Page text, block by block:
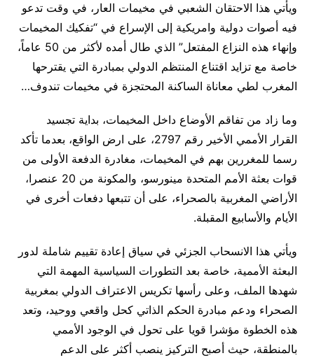
ويأتي هذا الاحتقان الشعبي في مخيمات العار، في وقت تدعو
فيه أصوات دولية وامريكية إلى الإسراع في “تفكيك المخيمات
وإنهاء هذه النزاع المفتعل” الذي طال أمده لأكثر من 50 عاماً،
خاصة مع تزايد اقتناع المنتظم الدولي بمبادرة التي يقترحها
المغرب لطي معاناة الساكنة المحتجزة في مخيمات تندوف…
وما زاد من تفاقم الأوضاع داخل المخيمات، بداية تجسيد
القرار الأممي الأخير رقم 2797، على ارض الواقع، بعدما تأكد
رسما للمغررين بهم في المخيمات، مغادرة الدفعة الأولى من
قوات بعثة الأمم المتحدة مينورسو، والمكونة من 20 عنصرا،
الأراضي المغربية بالصحراء، على أن تتبعها دفعات أخرى في
الأيام والأسابيع المقبلة.
ويأتي هذا الانسحاب الجزئي في سياق إعادة تقييم شاملة لدور
البعثة الأممية، خاصة بعد التطورات السياسية المهمة التي
شهدها الملف، وعلى رأسها تكريس الاعتراف الدولي بمغربية
الصحراء ودعم مبادرة الحكم الذاتي كحل واقعي ووحيد، وتعد
هذه الخطوة مؤشرا قويا على تحول في الوجود الأممي
بالمنطقة، حيث أصبح التركيز ينصب أكثر على الدعم